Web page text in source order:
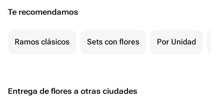
Te recomendamos
Ramos clásicos Sets con flores Por Unidad
Entrega de flores a otras ciudades